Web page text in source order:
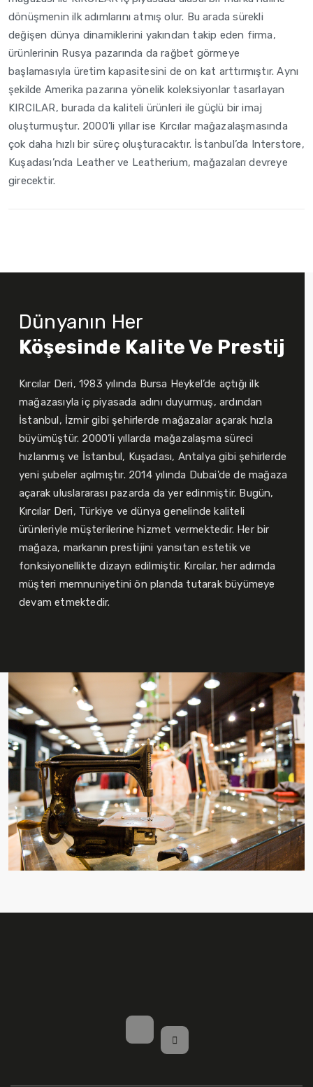
dönüşmenin ilk adımlarını atmış olur. Bu arada sürekli
değişen dünya dinamiklerini yakından takip eden firma,
ürünlerinin Rusya pazarında da rağbet görmeye
başlamasıyla üretim kapasitesini de on kat arttırmıştır. Aynı
şekilde Amerika pazarına yönelik koleksiyonlar tasarlayan
KIRCILAR, burada da kaliteli ürünleri ile güçlü bir imaj
oluşturmuştur. 2000’li yıllar ise Kırcılar mağazalaşmasında
çok daha hızlı bir süreç oluşturacaktır. İstanbul’da Interstore,
Kuşadası’nda Leather ve Leatherium, mağazaları devreye
girecektir.
Dünyanın Her
Köşesinde Kalite Ve Prestij
Kırcılar Deri, 1983 yılında Bursa Heykel’de açtığı ilk
mağazasıyla iç piyasada adını duyurmuş, ardından
İstanbul, İzmir gibi şehirlerde mağazalar açarak hızla
büyümüştür. 2000’li yıllarda mağazalaşma süreci
hızlanmış ve İstanbul, Kuşadası, Antalya gibi şehirlerde
yeni şubeler açılmıştır. 2014 yılında Dubai'de de mağaza
açarak uluslararası pazarda da yer edinmiştir. Bugün,
Kırcılar Deri, Türkiye ve dünya genelinde kaliteli
ürünleriyle müşterilerine hizmet vermektedir. Her bir
mağaza, markanın prestijini yansıtan estetik ve
fonksiyonellikte dizayn edilmiştir. Kırcılar, her adımda
müşteri memnuniyetini ön planda tutarak büyümeye
devam etmektedir.